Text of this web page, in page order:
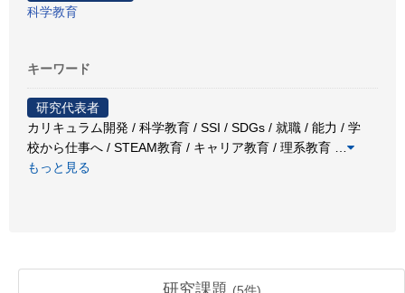
科学教育
キーワード
研究代表者
カリキュラム開発 / 科学教育 / SSI / SDGs / 就職 / 能力 / 学
校から仕事へ / STEAM教育 / キャリア教育 / 理系教育
もっと見る
研究課題